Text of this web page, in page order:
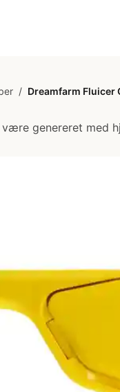
/ Dreamfarm Fluicer
genereret med